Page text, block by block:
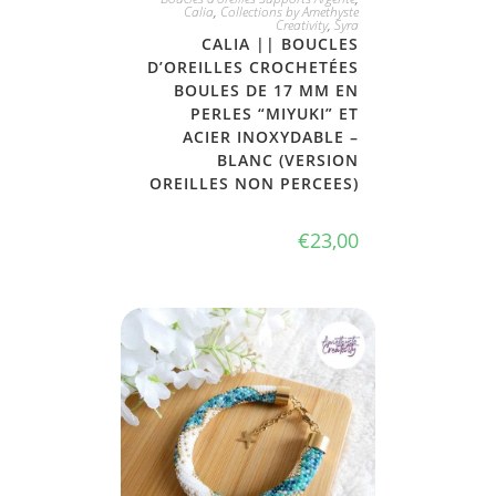
Calia, Collections by Amethyste
Creativity, Syra
CALIA || BOUCLES
D’OREILLES CROCHETÉES
BOULES DE 17 MM EN
PERLES “MIYUKI” ET
ACIER INOXYDABLE –
BLANC (VERSION
OREILLES NON PERCEES)
€23,00